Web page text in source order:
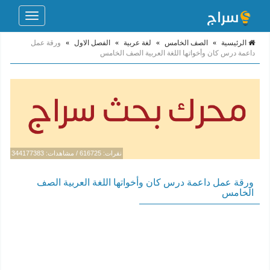
Toggle
الرئيسية » الصف الخامس » لغة عربية » الفصل الاول »
ورقة عمل
داعمة درس كان وأخواتها اللغة العربية الصف الخامس
نقرات: 616725 / مشاهدات: 344177383
ورقة عمل داعمة درس كان وأخواتها اللغة العربية الصف
الخامس